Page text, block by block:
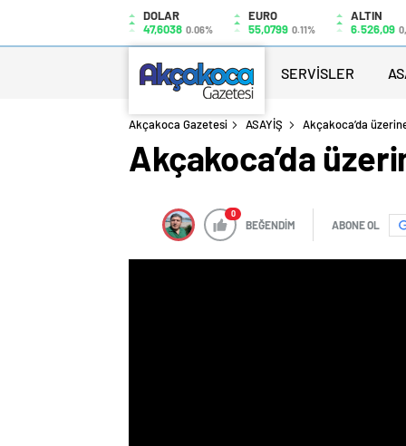
DOLAR
47,6038 0.06%
EURO
55,0799 0.11%
ALTIN
6.526,09
SERVİSLER
Akçakoca Gazetesi ASAYİŞ Akçakoca’da
Akçakoca’da
0
BEĞENDİM ABONE OL